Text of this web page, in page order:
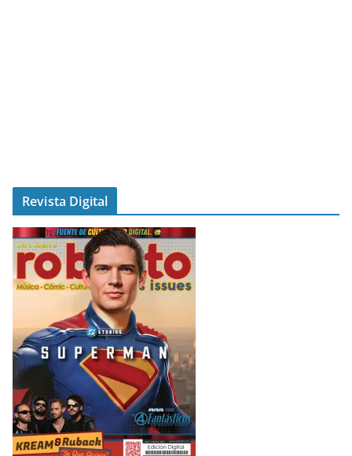
Revista Digital